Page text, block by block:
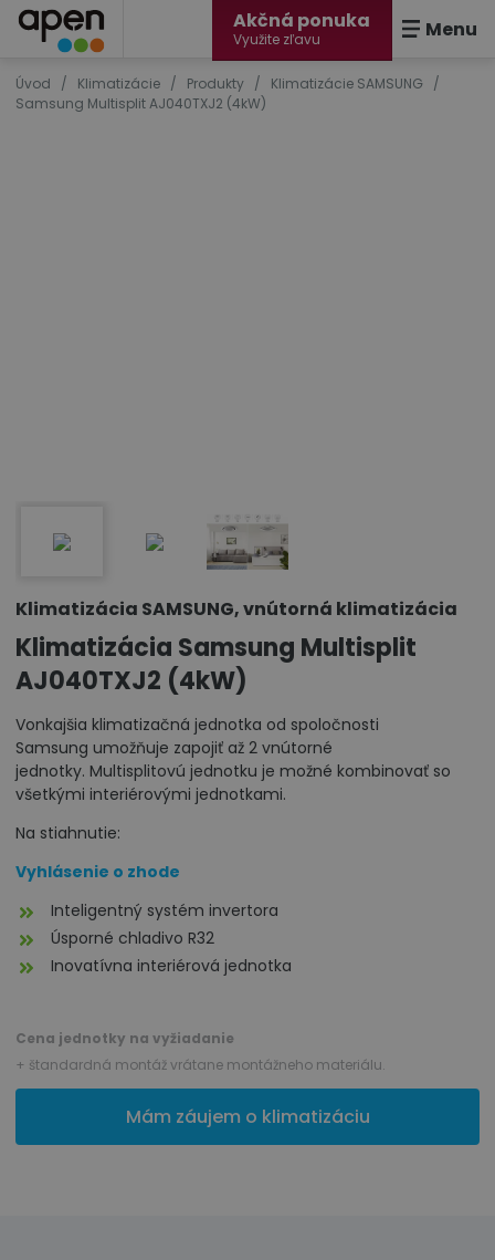
Akčná ponuka
Využite zľavu Menu
Úvod / Klimatizácie / Produkty / Klimatizácie SAMSUNG /
Samsung Multisplit AJ040TXJ2 (4kW)
Klimatizácia SAMSUNG, vnútorná klimatizácia
Klimatizácia Samsung Multisplit
AJ040TXJ2 (4kW)
Vonkajšia klimatizačná jednotka od spoločnosti
Samsung umožňuje zapojiť až 2 vnútorné
jednotky. Multisplitovú jednotku je možné kombinovať so
všetkými interiérovými jednotkami.
Na stiahnutie:
Vyhlásenie o zhode
Inteligentný systém invertora
Úsporné chladivo R32
Inovatívna interiérová jednotka
Cena jednotky na vyžiadanie
+ štandardná montáž vrátane montážneho materiálu.
Mám záujem o klimatizáciu